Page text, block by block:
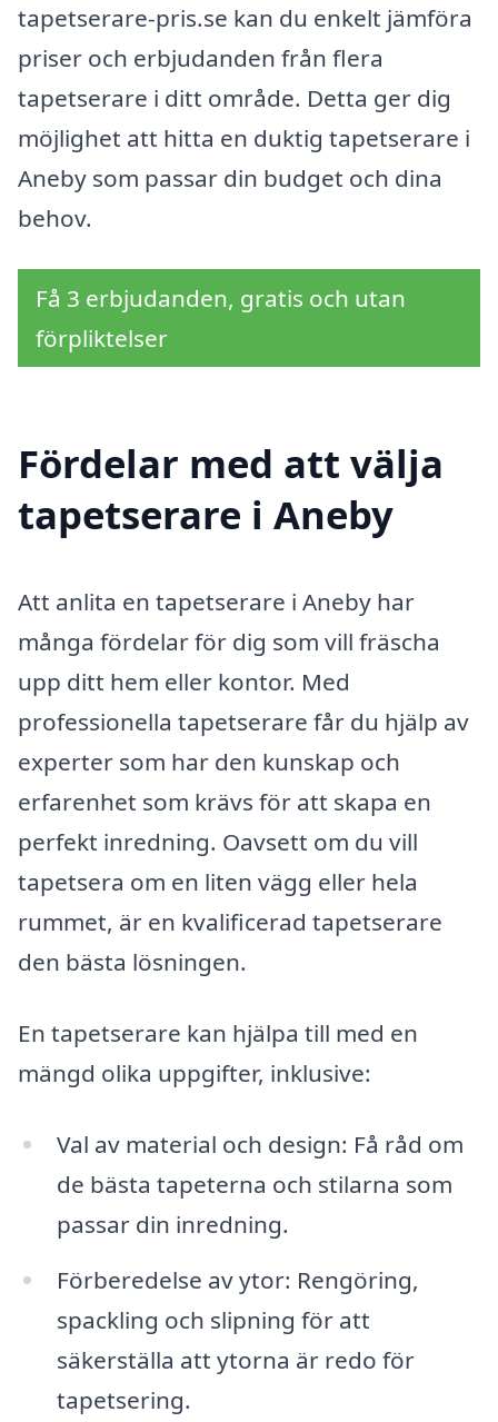
tapetserare-pris.se kan du enkelt jämföra
priser och erbjudanden från flera
tapetserare i ditt område. Detta ger dig
möjlighet att hitta en duktig tapetserare i
Aneby som passar din budget och dina
behov.
Få 3 erbjudanden, gratis och utan
förpliktelser
Fördelar med att välja
tapetserare i Aneby
Att anlita en tapetserare i Aneby har
många fördelar för dig som vill fräscha
upp ditt hem eller kontor. Med
professionella tapetserare får du hjälp av
experter som har den kunskap och
erfarenhet som krävs för att skapa en
perfekt inredning. Oavsett om du vill
tapetsera om en liten vägg eller hela
rummet, är en kvalificerad tapetserare
den bästa lösningen.
En tapetserare kan hjälpa till med en
mängd olika uppgifter, inklusive:
Val av material och design: Få råd om
de bästa tapeterna och stilarna som
passar din inredning.
Förberedelse av ytor: Rengöring,
spackling och slipning för att
säkerställa att ytorna är redo för
tapetsering.